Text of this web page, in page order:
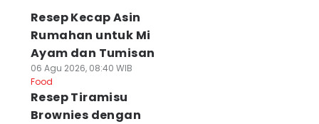
Resep Kecap Asin
Rumahan untuk Mi
Ayam dan Tumisan
06 Agu 2026, 08:40 WIB
Food
Resep Tiramisu
Brownies dengan